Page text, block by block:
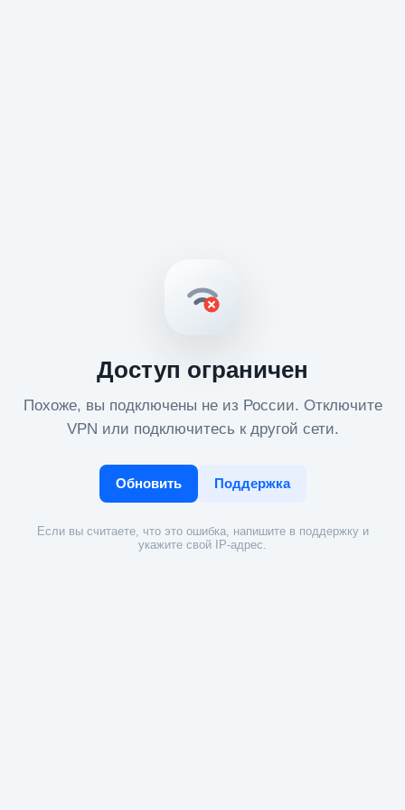
Доступ ограничен
Похоже, вы подключены не из России. Отключите
VPN или подключитесь к другой сети.
Обновить Поддержка
Если вы считаете, что это ошибка, напишите в поддержку и
укажите свой IP-адрес.